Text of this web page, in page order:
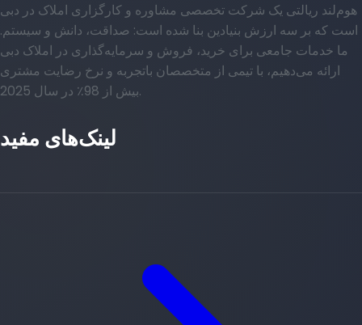
هوم‌لند ریالتی یک شرکت تخصصی مشاوره و کارگزاری املاک در دبی
است که بر سه ارزش بنیادین بنا شده است: صداقت، دانش و سیستم.
ما خدمات جامعی برای خرید، فروش و سرمایه‌گذاری در املاک دبی
ارائه می‌دهیم، با تیمی از متخصصان باتجربه و نرخ رضایت مشتری
بیش از 98٪ در سال 2025.
لینک‌های مفید